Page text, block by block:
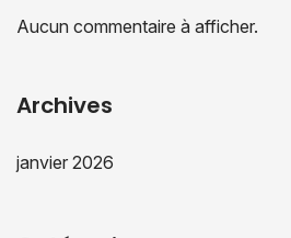
Aucun commentaire à afficher.
Archives
janvier 2026